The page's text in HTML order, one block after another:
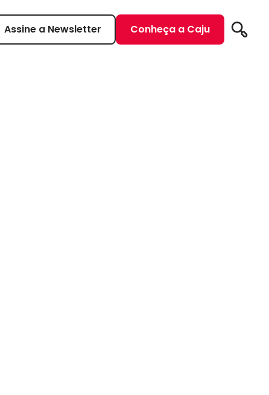
Assine a Newsletter Conheça a Caju